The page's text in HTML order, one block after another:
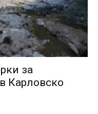
за
Карловско